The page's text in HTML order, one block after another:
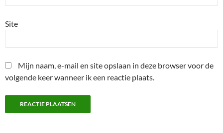
Site
Mijn naam, e-mail en site opslaan in deze browser voor de
volgende keer wanneer ik een reactie plaats.